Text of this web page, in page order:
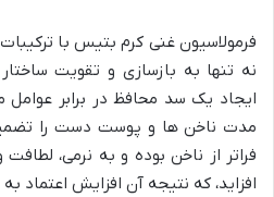
فرمولاسیون غنی کرم بتیس با
نه تنها به بازسازی و تقویت
ایجاد یک سد محافظ در برابر
مدت ناخن ها و پوست دست را
فراتر از ناخن بوده و به نرمی،
افزاید، که نتیجه آن افزایش